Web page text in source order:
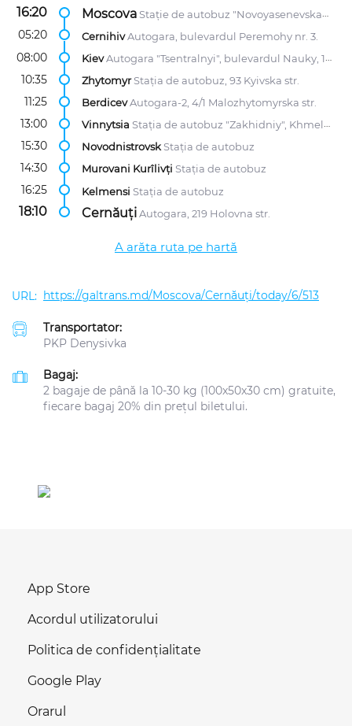
16:20 Moscova Stație de autobuz "Novoyasenevskaya", Novoyasenevskiy tupik, 4
05:20 CernihivAutogara, bulevardul Peremohy nr. 3.
08:00 KievAutogara "Tsentralnyi", bulevardul Nauky, 1/2
10:35 ZhytomyrStația de autobuz, 93 Kyivska str.
11:25 BerdicevAutogara-2, 4/1 Malozhytomyrska str.
13:00 Vinnytsia Stația de autobuz "Zakhidniy", Khmelnitske Shose, 107
15:30 NovodnistrovskStația de autobuz
14:30 Murovani Kurîlivți Stația de autobuz
16:25 Kelmensi Stația de autobuz
18:10 CernăuțiAutogara, 219 Holovna str.
A arăta ruta pe hartă
https://galtrans.md/Moscova/Cernăuți/today/6/513
Transportator:
PKP Denysivka
Bagaj:
2 bagaje de până la 10-30 kg (100x50x30 cm) gratuite,
fiecare bagaj 20% din prețul biletului.
App Store
Acordul utilizatorului
Politica de confidențialitate
Google Play
Orarul